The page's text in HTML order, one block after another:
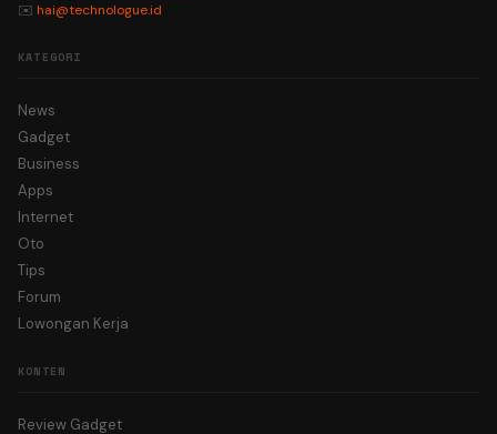
✉️ hai@technologue.id
KATEGORI
News
Gadget
Business
Apps
Internet
Oto
Tips
Forum
Lowongan Kerja
KONTEN
Review Gadget